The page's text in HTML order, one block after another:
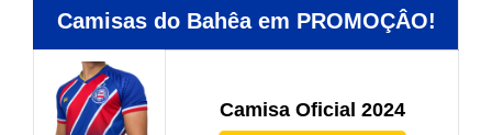
Camisas do Bahêa em PROMOÇÂO!
Camisa Oficial 2024